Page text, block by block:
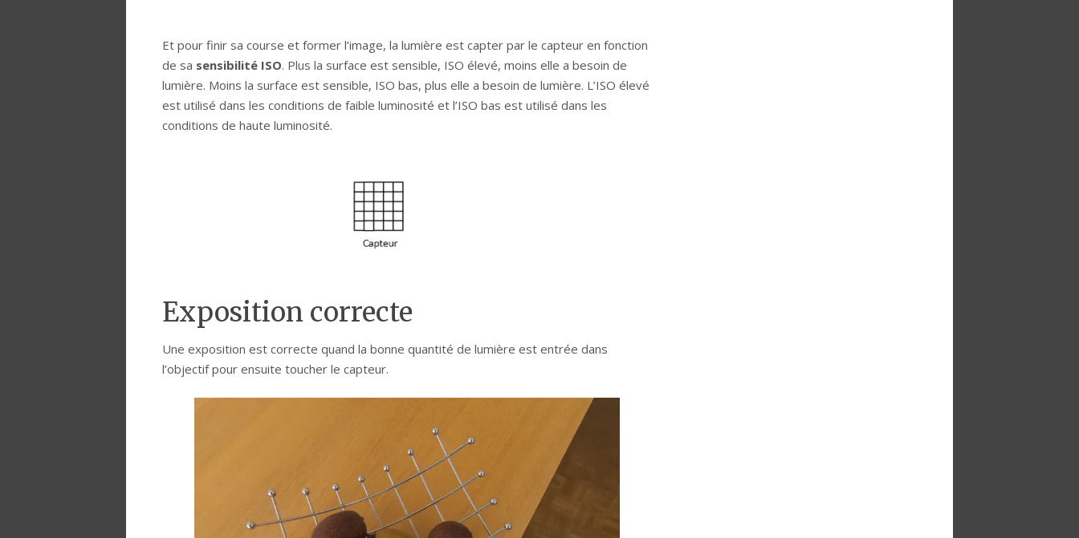
Et pour finir sa course et former l’image, la lumière est capter par le capteur en fonction
de sa sensibilité ISO. Plus la surface est sensible, ISO élevé, moins elle a besoin de
lumière. Moins la surface est sensible, ISO bas, plus elle a besoin de lumière. L’ISO élevé
est utilisé dans les conditions de faible luminosité et l’ISO bas est utilisé dans les
conditions de haute luminosité.
Exposition correcte
Une exposition est correcte quand la bonne quantité de lumière est entrée dans
l’objectif pour ensuite toucher le capteur.